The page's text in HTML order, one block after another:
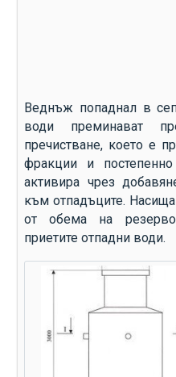
Веднъж попаднал в
води преминават
пречистване, което е
фракции и
активира чрез
към отпадъците.
от обема на
приетите отпадни води.